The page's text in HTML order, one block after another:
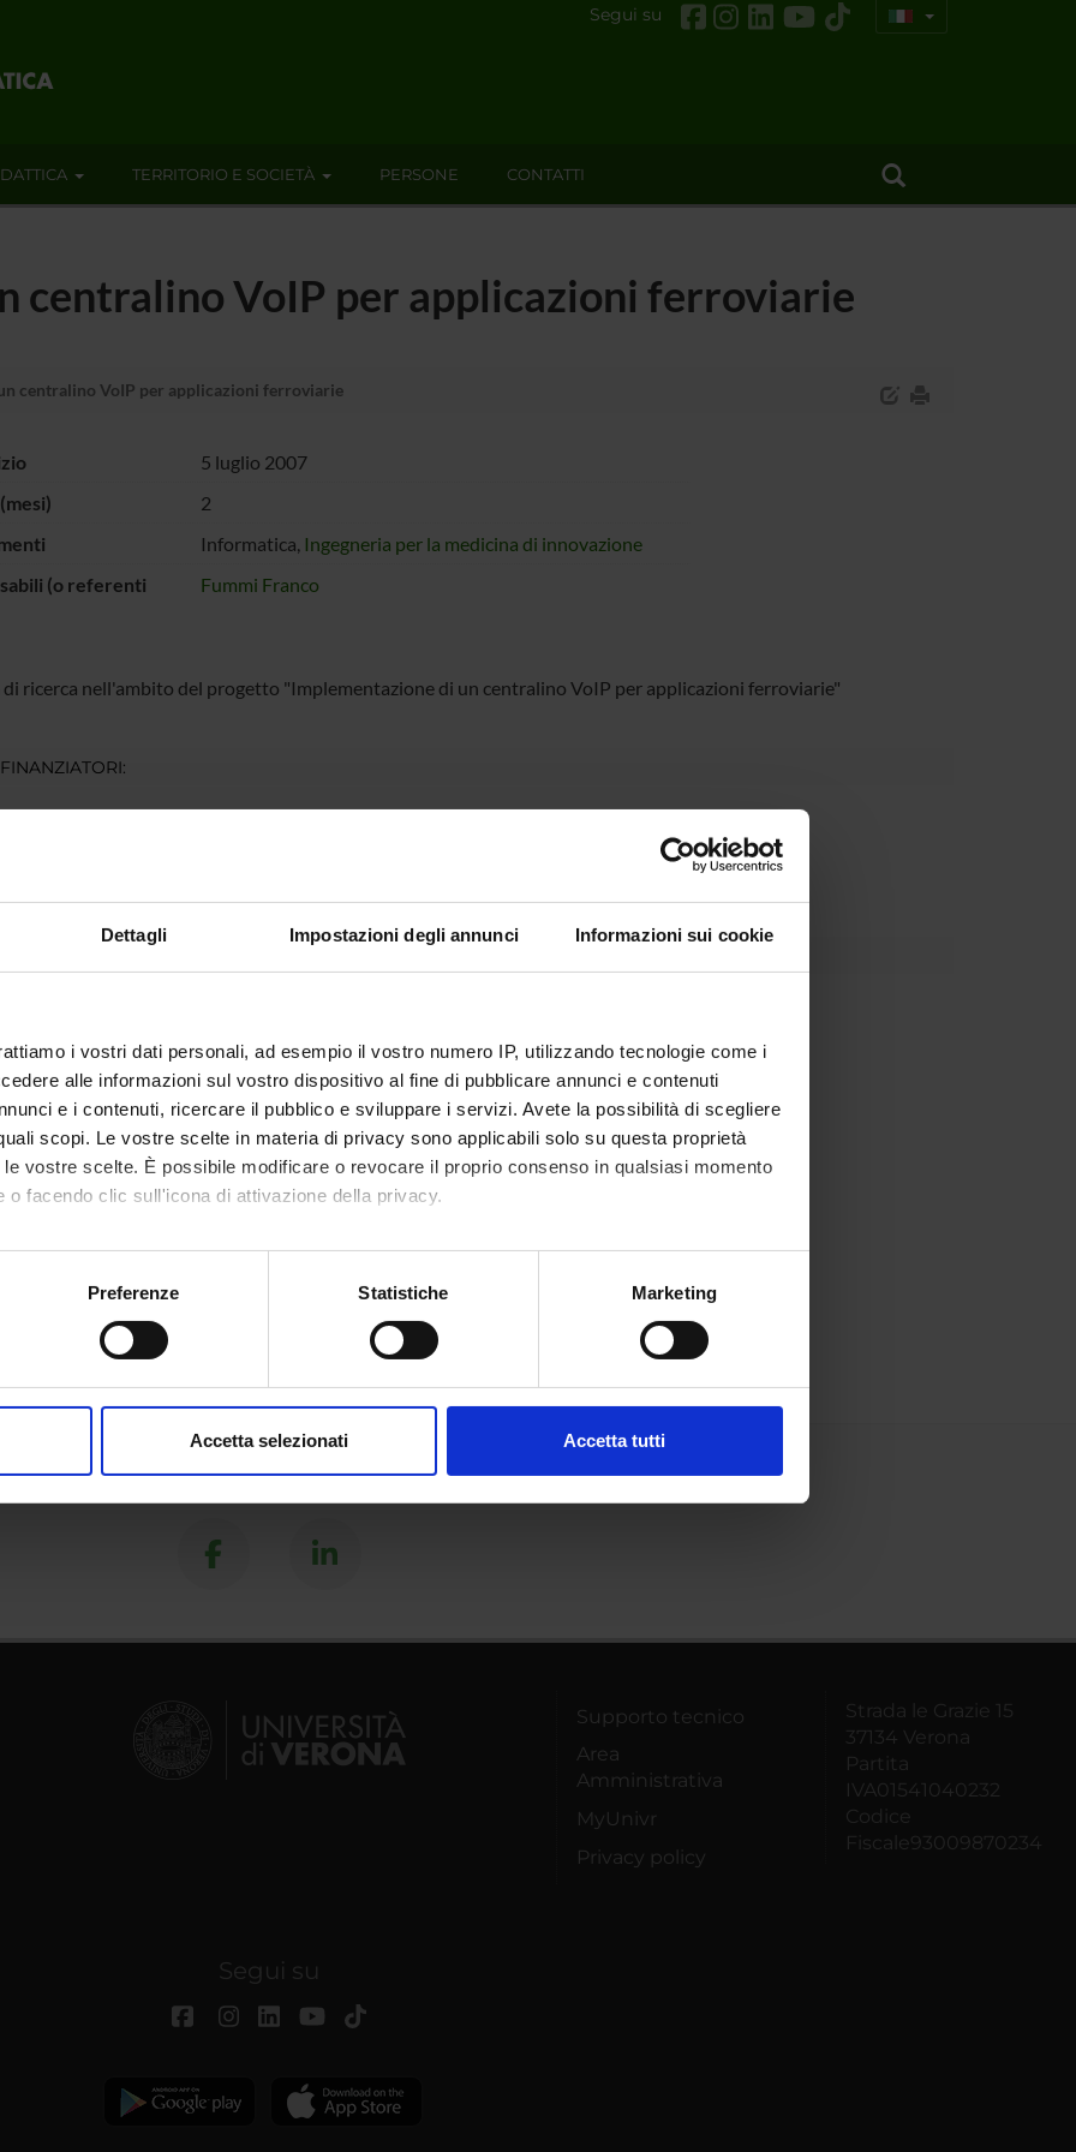
Dettagli Impostazioni degli annunci Informazioni sui cookie
i vostri dati personali, ad esempio il vostro numero IP, utilizzando tecnologie come i
alle informazioni sul vostro dispositivo al fine di pubblicare annunci e contenuti
e i contenuti, ricercare il pubblico e sviluppare i servizi. Avete la possibilità di scegliere
scopi. Le vostre scelte in materia di privacy sono applicabili solo su questa proprietà
vostre scelte. È possibile modificare o revocare il proprio consenso in qualsiasi momento
o facendo clic sull'icona di attivazione della privacy.
anche:
sulla tua posizione geografica, con un'approssimazione di qualche metro,
in qualsiasi momento dalla Dichiarazione sui cookie.
Preferenze Statistiche Marketing
Accetta selezionati Accetta tutti
Segui su
TERRITORIO E SOCIETÀ PERSONE CONTATTI
centralino VoIP per applicazioni ferroviarie
centralino VoIP per applicazioni ferroviarie
5 luglio 2007
2
Informatica, Ingegneria per la medicina di innovazione
(o referenti
Fummi Franco
ricerca nell'ambito del progetto "Implementazione di un centralino VoIP per applicazioni ferroviarie"
Finanziamento:assegnato e gestito dal Dipartimento
Supporto tecnico
Area
Amministrativa
MyUnivr
Privacy policy
Strada le Grazie 15
37134 Verona
Partita
IVA01541040232
Codice
Fiscale93009870234
Segui su